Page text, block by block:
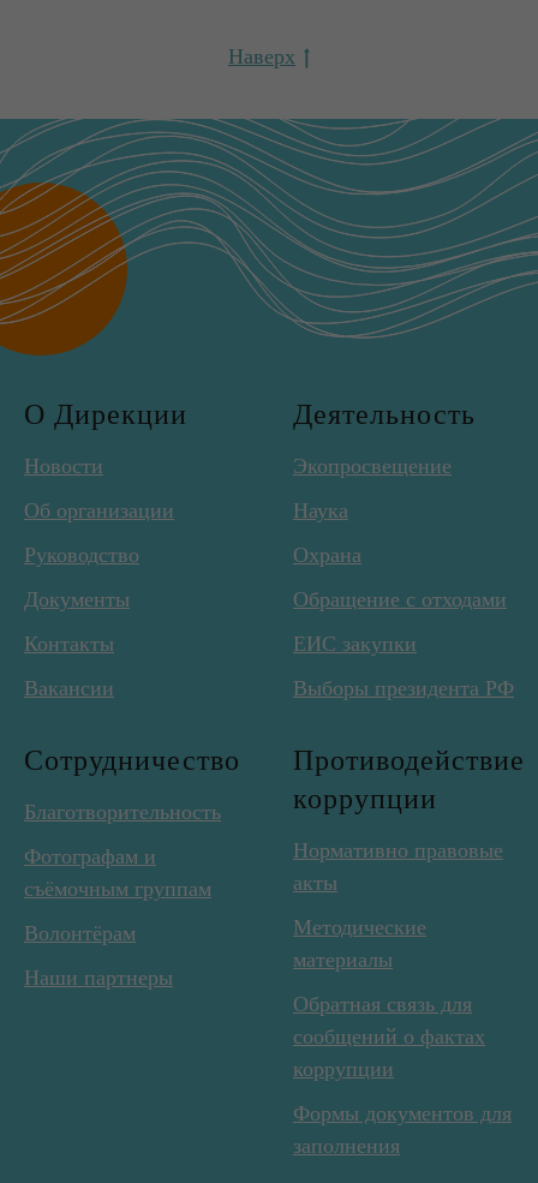
Наверх
О Дирекции
Новости
Об организации
Руководство
Документы
Контакты
Вакансии
Деятельность
Экопросвещение
Наука
Охрана
Обращение с отходами
ЕИС закупки
Выборы президента РФ
Сотрудничество
Благотворительность
Фотографам и
съёмочным группам
Волонтёрам
Наши партнеры
Противодействие
коррупции
Нормативно правовые
акты
Методические
материалы
Обратная связь для
сообщений о фактах
коррупции
Формы документов для
заполнения